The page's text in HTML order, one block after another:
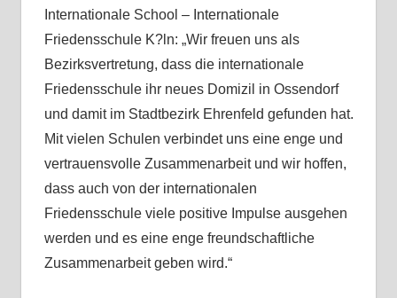
Internationale School – Internationale
Friedensschule K?ln: „Wir freuen uns als
Bezirksvertretung, dass die internationale
Friedensschule ihr neues Domizil in Ossendorf
und damit im Stadtbezirk Ehrenfeld gefunden hat.
Mit vielen Schulen verbindet uns eine enge und
vertrauensvolle Zusammenarbeit und wir hoffen,
dass auch von der internationalen
Friedensschule viele positive Impulse ausgehen
werden und es eine enge freundschaftliche
Zusammenarbeit geben wird.“